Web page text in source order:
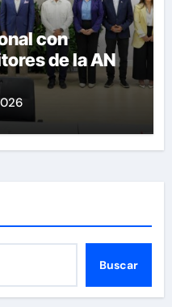
con
de la AN
Buscar